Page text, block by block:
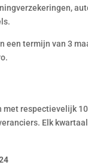
een termijn van 3
respectievelijk
Elk